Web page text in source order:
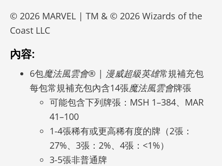
© 2026 MARVEL | TM & © 2026 Wizards of the
Coast LLC
內容:
6包魔法風雲會® | 漫威超級英雄常規補充包
每包常規補充包內含14張魔法風雲會牌張
可能包含下列牌張：MSH 1–384、MAR
41–100
1-4張稀有或更高稀有度的牌（2張：
27%、3張：2%、4張：<1%）
3-5張非普通牌